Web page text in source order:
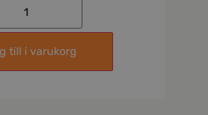
till i varukorg